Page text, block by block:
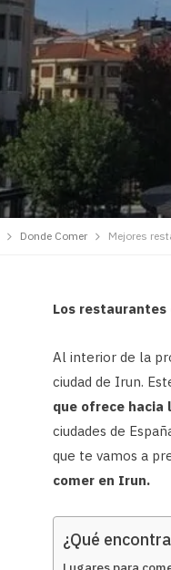
Donde Comer Mejores
Los restaurantes
Al interior de la
ciudad de Irun.
que ofrece hacia
ciudades de
que te vamos a
comer en Irun.
¿Qué